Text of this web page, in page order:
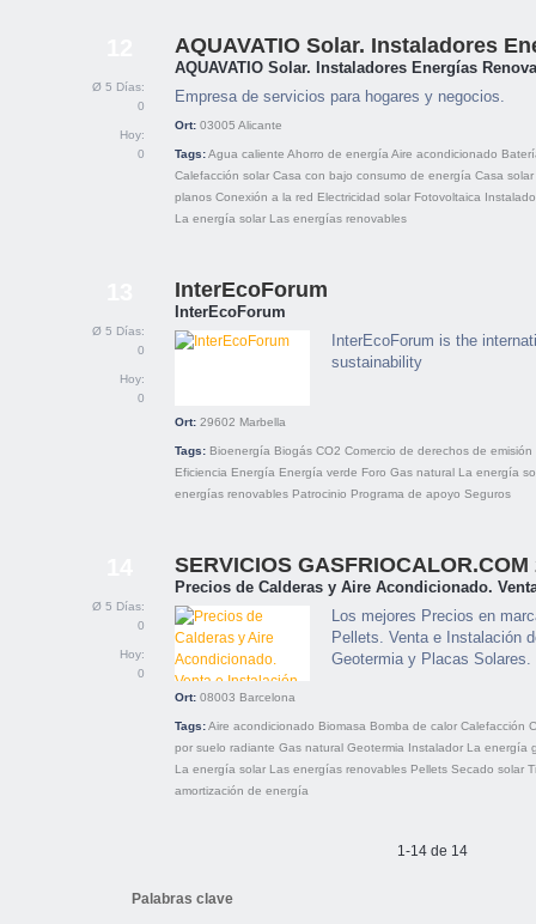
Ø 5 Días:
0
Hoy:
0
AQUAVATIO Solar. Instaladores
AQUAVATIO Solar. Instaladores Energías
Empresa de servicios para hogares y negocios.
Ort: 03005 Alicante
Tags:Agua caliente Ahorro de energía Aire acondicionado
Calefacción solar Casa con bajo consumo de energía Casa solar
planos Conexión a la red Electricidad solar Fotovoltaica
La energía solar Las energías renovables
Ø 5 Días:
0
Hoy:
0
InterEcoForum
InterEcoForum
InterEcoForum is the
sustainability
Ort: 29602 Marbella
Tags: Bioenergía Biogás CO2 Comercio de derechos de emisión
Eficiencia Energía Energía verde Foro Gas natural La energía
energías renovables Patrocinio Programa de apoyo Seguros
Ø 5 Días:
0
Hoy:
0
SERVICIOS GASFRIOCALOR.COM
Precios de Calderas y Aire Acondicionado.
Los mejores Precios en
Pellets. Venta e Instalación
Geotermia y Placas Solares.
Ort: 08003 Barcelona
Tags:Aire acondicionado Biomasa Bomba de calor Calefacción
por suelo radiante Gas natural Geotermia Instalador La energía
La energía solar Las energías renovables Pellets Secado solar
amortización de energía
1-14 de 14
Palabras clave